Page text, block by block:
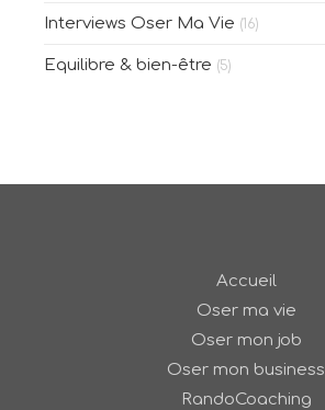
Interviews Oser Ma Vie (16)
Equilibre & bien-être (5)
Accueil
Oser ma vie
Oser mon job
Oser mon business
RandoCoaching